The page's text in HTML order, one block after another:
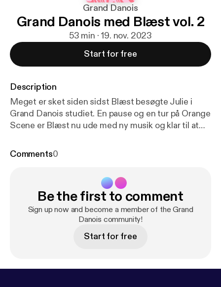
Grand Danois
Grand Danois med Blæst vol. 2
53 min · 19. nov. 2023
Start for free
Description
Meget er sket siden sidst Blæst besøgte Julie i
Grand Danois studiet. En pause og en tur på Orange
Scene er Blæst nu ude med ny musik og klar til at
Comments0
Be the first to comment
Sign up now and become a member of the Grand
Danois community!
Start for free